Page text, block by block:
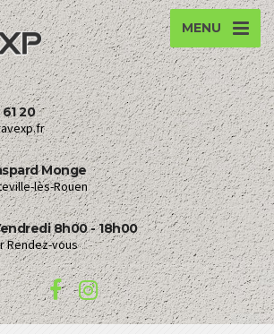
MENU
20
Monge
lès-Rouen
8h00 - 18h00
Rendez-vous